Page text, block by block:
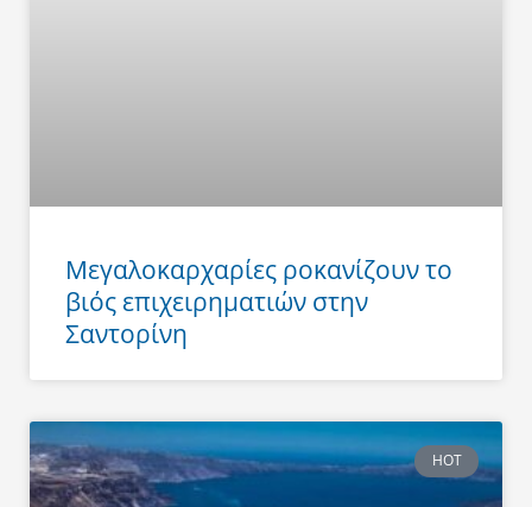
Μεγαλοκαρχαρίες ροκανίζουν το
βιός επιχειρηματιών στην
Σαντορίνη
HOT